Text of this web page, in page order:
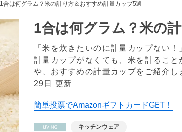
1合は何グラム？米の計り方＆おすすめ計量カップ5選
1合は何グラム？米の
「米を炊きたいのに計量カップない
計量カップがなくても、米を計るこ
や、おすすめの計量カップをご紹介
29日 更新
簡単投票でAmazonギフトカードGET！
キッチンウェア